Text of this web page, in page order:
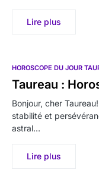
Lire plus
HOROSCOPE DU JOUR
Taureau :
Bonjour, cher
stabilité et
astral…
Lire plus